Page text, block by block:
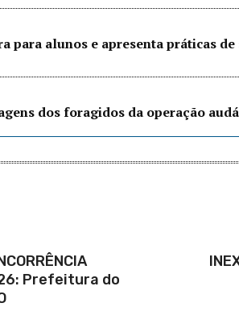
para alunos e apresenta práticas
dos foragidos da operação
Prefeitura do